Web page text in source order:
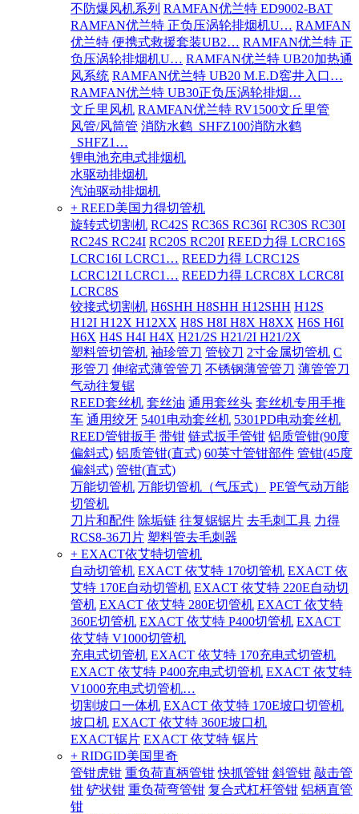
不防爆风机系列 RAMFAN优兰特 ED9002-BAT
RAMFAN优兰特 正负压涡轮排烟机U… RAMFAN
优兰特 便携式救援套装UB2… RAMFAN优兰特 正
负压涡轮排烟机U… RAMFAN优兰特 UB20加热通
风系统 RAMFAN优兰特 UB20 M.E.D窖井入口…
RAMFAN优兰特 UB30正负压涡轮排烟…
文丘里风机 RAMFAN优兰特 RV1500文丘里管
风管/风筒管 消防水鹤_SHFZ100消防水鹤
_SHFZ1…
锂电池充电式排烟机
水驱动排烟机
汽油驱动排烟机
+ REED美国力得切管机
旋转式切割机 RC42S RC36S RC36I RC30S RC30I
RC24S RC24I RC20S RC20I REED力得 LCRC16S
LCRC16I LCRC1… REED力得 LCRC12S
LCRC12I LCRC1… REED力得 LCRC8X LCRC8I
LCRC8S
铰接式切割机 H6SHH H8SHH H12SHH H12S
H12I H12X H12XX H8S H8I H8X H8XX H6S H6I
H6X H4S H4I H4X H21/2S H21/2I H21/2X
塑料管切管机 袖珍管刀 管铰刀 2寸金属切管机 C
形管刀 伸缩式薄管管刀 不锈钢薄管管刀 薄管管刀
气动往复锯
REED套丝机 套丝油 通用套丝头 套丝机专用手推
车 通用绞牙 5401电动套丝机 5301PD电动套丝机
REED管钳扳手 带钳 链式扳手管钳 铝质管钳(90度
偏斜式) 铝质管钳(直式) 60英寸管钳部件 管钳(45度
偏斜式) 管钳(直式)
万能切管机 万能切管机（气压式）
PE管气动万能
切管机
刀片和配件 除垢链 往复锯锯片 去毛刺工具 力得
RCS8-36刀片 塑料管去毛刺器
+ EXACT依艾特切管机
自动切管机 EXACT 依艾特 170切管机 EXACT 依
艾特 170E自动切管机 EXACT 依艾特 220E自动切
管机 EXACT 依艾特 280E切管机 EXACT 依艾特
360E切管机 EXACT 依艾特 P400切管机 EXACT
依艾特 V1000切管机
充电式切管机 EXACT 依艾特 170充电式切管机
EXACT 依艾特 P400充电式切管机 EXACT 依艾特
V1000充电式切管机…
切割坡口一体机 EXACT 依艾特 170E坡口切管机
坡口机 EXACT 依艾特 360E坡口机
EXACT锯片 EXACT 依艾特 锯片
+ RIDGID美国里奇
管钳虎钳 重负荷直柄管钳 快抓管钳 斜管钳 敲击管
钳 铲状钳 重负荷弯管钳 复合式杠杆管钳 铝柄直管
钳